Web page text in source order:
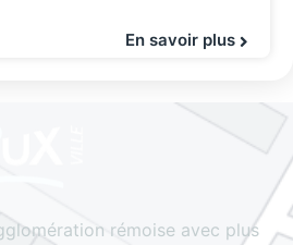
En savoir plus
rémoise avec plus